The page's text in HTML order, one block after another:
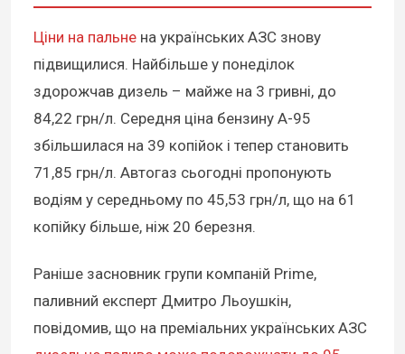
Ціни на пальне на українських АЗС знову
підвищилися. Найбільше у понеділок
здорожчав дизель – майже на 3 гривні, до
84,22 грн/л. Середня ціна бензину А-95
збільшилася на 39 копійок і тепер становить
71,85 грн/л. Автогаз сьогодні пропонують
водіям у середньому по 45,53 грн/л, що на 61
копійку більше, ніж 20 березня.
Раніше засновник групи компаній Prime,
паливний експерт Дмитро Льоушкін,
повідомив, що на преміальних українських АЗС